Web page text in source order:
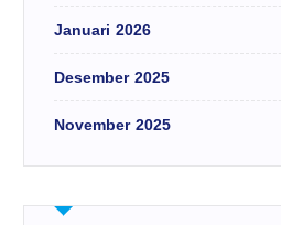
Januari 2026
Desember 2025
November 2025